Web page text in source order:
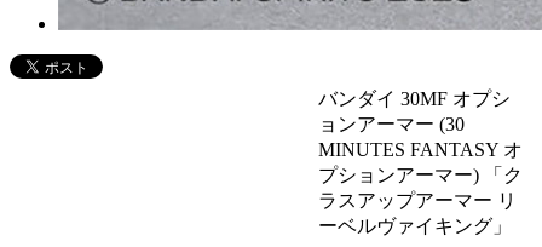
バンダイ 30MF オプシ
ョンアーマー (30
MINUTES FANTASY オ
プションアーマー) 「ク
ラスアップアーマー リ
ーベルヴァイキング」